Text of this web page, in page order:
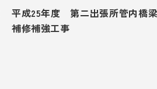
平成25年度 第二出張所管内橋梁
補修補強工事